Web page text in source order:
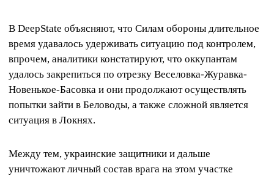
В DeepState объясняют, что Силам обороны длительное
время удавалось удерживать ситуацию под контролем,
впрочем, аналитики констатируют, что оккупантам
удалось закрепиться по отрезку Веселовка-Журавка-
Новенькое-Басовка и они продолжают осуществлять
попытки зайти в Беловоды, а также сложной является
ситуация в Локнях.
Между тем, украинские защитники и дальше
уничтожают личный состав врага на этом участке